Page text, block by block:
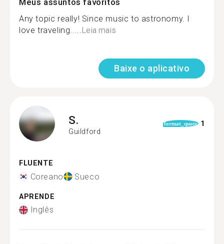
Meus assuntos favoritos
Any topic really! Since music to astronomy. I
love traveling.....Leia mais
Baixe o aplicativo
S.
Guildford
format_quote 1
FLUENTE
Coreano Sueco
APRENDE
Inglês